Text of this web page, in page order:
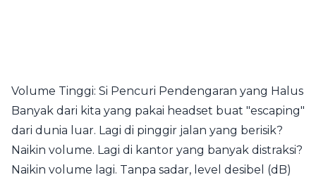
Volume Tinggi: Si Pencuri Pendengaran yang Halus
Banyak dari kita yang pakai headset buat "escaping"
dari dunia luar. Lagi di pinggir jalan yang berisik?
Naikin volume. Lagi di kantor yang banyak distraksi?
Naikin volume lagi. Tanpa sadar, level desibel (dB)